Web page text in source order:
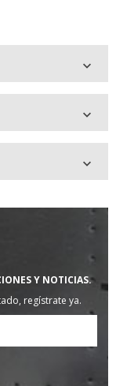



Y NOTICIAS.
regístrate ya.